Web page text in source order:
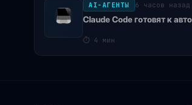
AI-АГЕНТЫ 6 часов назад
Claude Code готовят к
⏱ 4 мин